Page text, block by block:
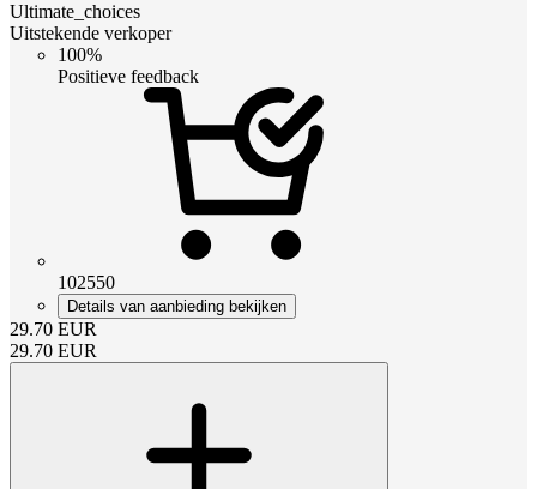
Ultimate_choices
Uitstekende verkoper
100%
Positieve feedback
102550
Details van aanbieding bekijken
29.70 EUR
29.70 EUR